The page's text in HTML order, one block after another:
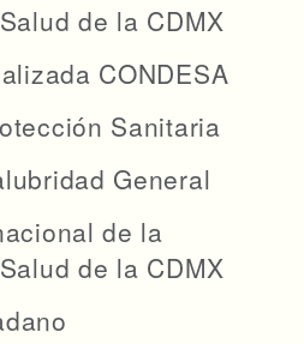
de la CDMX
CONDESA
Sanitaria
General
de la
de la CDMX